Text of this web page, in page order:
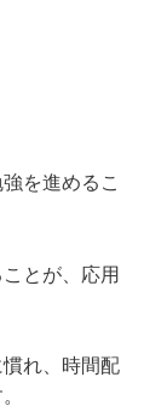
を進めるこ
とが、応用
れ、時間配